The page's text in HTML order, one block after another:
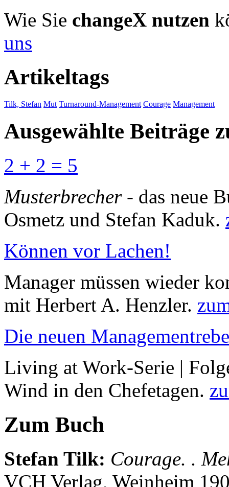
Wie Sie changeX nutzen
uns
Artikeltags
Tilk, Stefan Mut Turnaround-Management Courage Management
Ausgewählte Beiträge
2 + 2 = 5
Musterbrecher- das neue
Osmetz und Stefan Kaduk.
Können vor Lachen!
Manager müssen wieder
mit Herbert A. Henzler.
Die neuen
Living at Work-Serie |
Wind in den Chefetagen.
Zum Buch
Stefan Tilk: Courage. .
VCH Verlag, Weinheim